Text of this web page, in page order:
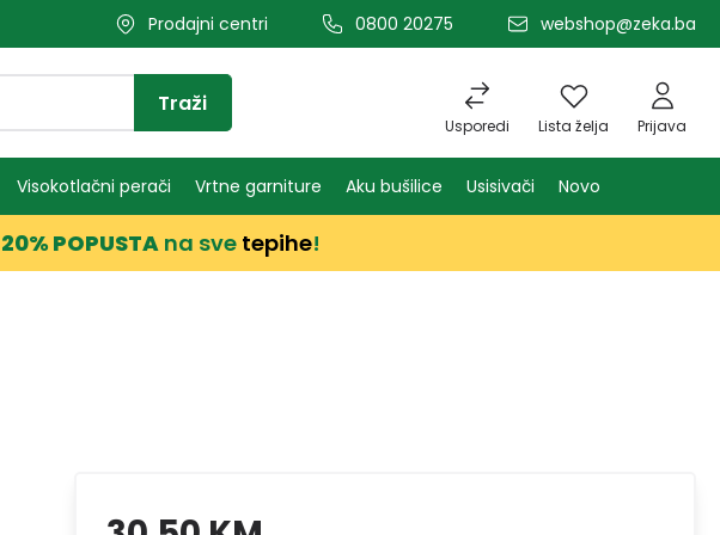
Prodajni centri 0800 20275 webshop@zeka.ba
Usporedi Lista želja Prijava
Traži
Visokotlačni perači Vrtne garniture Aku bušilice Usisivači Novo
20% POPUSTA na sve tepihe!